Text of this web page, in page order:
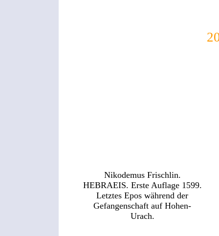
Nikodemus Frischlin.
HEBRAEIS. Erste Auflage 1599.
Letztes Epos während der
Gefangenschaft auf Hohen-
Urach.